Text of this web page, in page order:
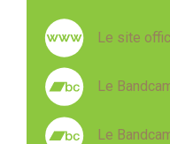
Le site
Le
Le